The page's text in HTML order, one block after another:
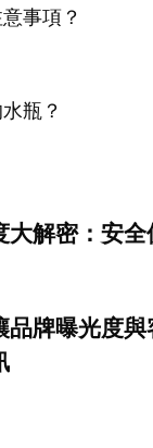
事項？
瓶？
大解密：安
牌曝光度與